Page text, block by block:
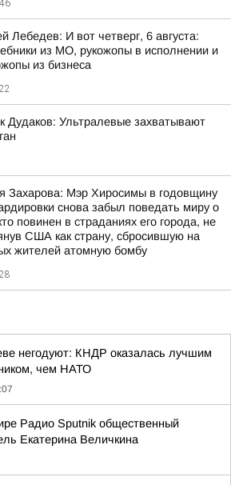
Лебедев: И вот четверг, 6 августа:
из МО, рукожопы в исполнении и
из бизнеса
Дудаков: Ультралевые захватывают
Захарова: Мэр Хиросимы в годовщину
снова забыл поведать миру о
повинен в страданиях его города, не
США как страну, сбросившую на
жителей атомную бомбу
негодуют: КНДР оказалась лучшим
чем НАТО
Радио Sputnik общественный
Екатерина Величкина